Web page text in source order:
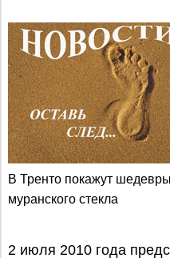
В Тренто покажут шедевры
муранского стекла
2 июля 2010 года